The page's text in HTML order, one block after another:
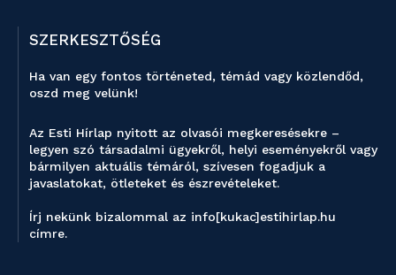
SZERKESZTŐSÉG
Ha van egy fontos történeted, témád vagy közlendőd,
oszd meg velünk!
Az Esti Hírlap nyitott az olvasói megkeresésekre –
legyen szó társadalmi ügyekről, helyi eseményekről vagy
bármilyen aktuális témáról, szívesen fogadjuk a
javaslatokat, ötleteket és észrevételeket.
Írj nekünk bizalommal az info[kukac]estihirlap.hu
címre.